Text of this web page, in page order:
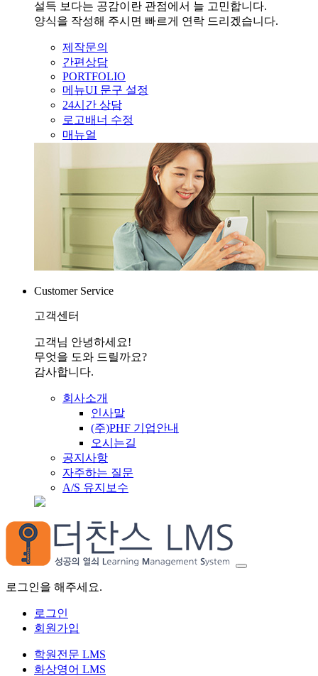
설득 보다는 공감이란 관점에서 늘 고민합니다.
양식을 작성해 주시면 빠르게 연락 드리겠습니다.
제작문의
간편상담
PORTFOLIO
메뉴UI 문구 설정
24시간 상담
로고배너 수정
매뉴얼
Customer Service
고객센터
고객님 안녕하세요!
무엇을 도와 드릴까요?
감사합니다.
회사소개
인사말
(주)PHF 기업안내
오시는길
공지사항
자주하는 질문
A/S 유지보수
로그인을 해주세요.
로그인
회원가입
학원전문 LMS
화상영어 LMS